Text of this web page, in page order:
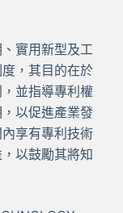
實用新型及工
，其目的在於
並指導專利權
以促進產業發
享有專利技術
以鼓勵其將知